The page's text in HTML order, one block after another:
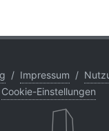
/ Impressum /
Cookie-Einstellungen